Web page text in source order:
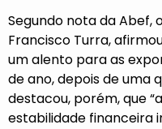
Segundo nota da Abef,
Francisco Turra,
um alento para as
de ano, depois de uma
destacou, porém, que
estabilidade financeira